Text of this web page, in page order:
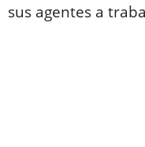
sus agentes a